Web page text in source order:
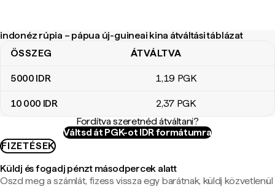
indonéz rúpia – pápua új-guineai kina átváltási táblázat
indonéz rúpia – pápua új-guineai kina átváltási táblázat
ÖSSZEG ÁTVÁLTVA
5000 IDR 1,19 PGK
10 000 IDR 2,37 PGK
Fordítva szeretnéd átváltani?
Váltsd át PGK-ot IDR formátumra
FIZETÉSEK
Küldj és fogadj pénzt másodpercek alatt
Oszd meg a számlát, fizess vissza egy barátnak, küldj közvetlenül